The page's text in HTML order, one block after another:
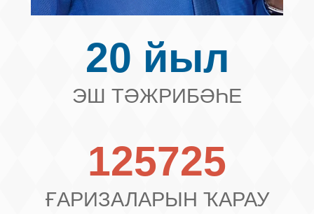
20 йыл
ЭШ ТӘЖРИБӘҺЕ
125725
ҒАРИЗАЛАРЫН ҠАРАУ